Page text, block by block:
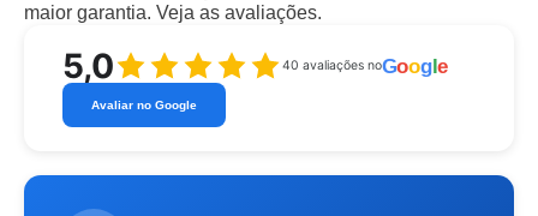
maior garantia. Veja as avaliações.
5,0 40 avaliações noGoogle
Avaliar no Google